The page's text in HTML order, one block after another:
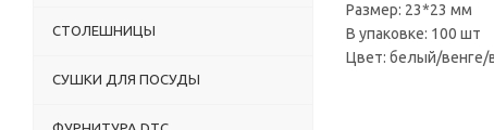
Размер: 23*23 мм
В упаковке: 100 шт
Цвет: белый/
СТОЛЕШНИЦЫ
СУШКИ ДЛЯ ПОСУДЫ